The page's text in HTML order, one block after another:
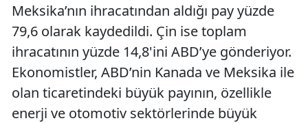
Meksika’nın ihracatından aldığı pay yüzde
79,6 olarak kaydedildi. Çin ise toplam
ihracatının yüzde 14,8'ini ABD’ye gönderiyor.
Ekonomistler, ABD’nin Kanada ve Meksika ile
olan ticaretindeki büyük payının, özellikle
enerji ve otomotiv sektörlerinde büyük